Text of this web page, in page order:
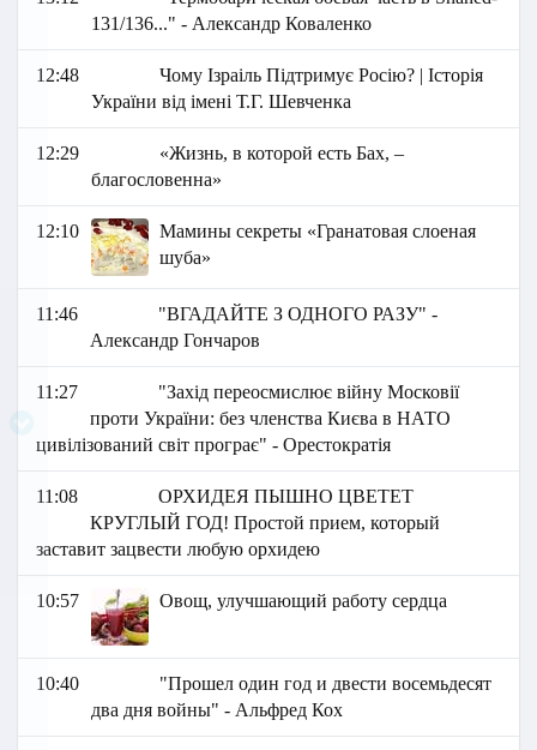
131/136..." - Александр Коваленко
12:48
Чому Ізраіль Підтримує Росію? | Історія
України від імені Т.Г. Шевченка
12:29
«Жизнь, в которой есть Бах, –
благословенна»
12:10
Мамины секреты «Гранатовая слоеная
шуба»
11:46
"ВГАДАЙТЕ З ОДНОГО РАЗУ" -
Александр Гончаров
11:27
"Захід переосмислює війну Московії
проти України: без членства Києва в НАТО
цивілізований світ програє" - Орестократія
11:08
ОРХИДЕЯ ПЫШНО ЦВЕТЕТ
КРУГЛЫЙ ГОД! Простой прием, который
заставит зацвести любую орхидею
10:57 Овощ, улучшающий работу сердца
10:40
"Прошел один год и двести восемьдесят
два дня войны" - Альфред Кох